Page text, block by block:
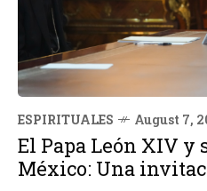
ESPIRITUALES August 7,
El Papa León XIV y
México: Una